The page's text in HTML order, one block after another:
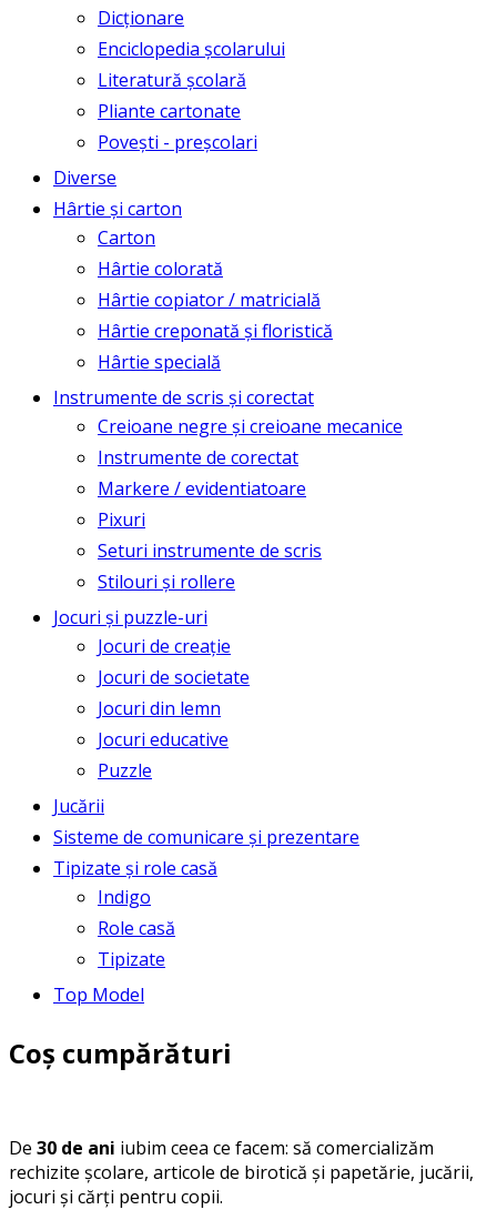
Dicționare
Enciclopedia școlarului
Literatură școlară
Pliante cartonate
Povești - preșcolari
Diverse
Hârtie și carton
Carton
Hârtie colorată
Hârtie copiator / matricială
Hârtie creponată și floristică
Hârtie specială
Instrumente de scris și corectat
Creioane negre și creioane mecanice
Instrumente de corectat
Markere / evidentiatoare
Pixuri
Seturi instrumente de scris
Stilouri și rollere
Jocuri și puzzle-uri
Jocuri de creație
Jocuri de societate
Jocuri din lemn
Jocuri educative
Puzzle
Jucării
Sisteme de comunicare și prezentare
Tipizate și role casă
Indigo
Role casă
Tipizate
Top Model
Coș cumpărături
De 30 de ani iubim ceea ce facem: să comercializăm
rechizite școlare, articole de birotică și papetărie, jucării,
jocuri și cărți pentru copii.